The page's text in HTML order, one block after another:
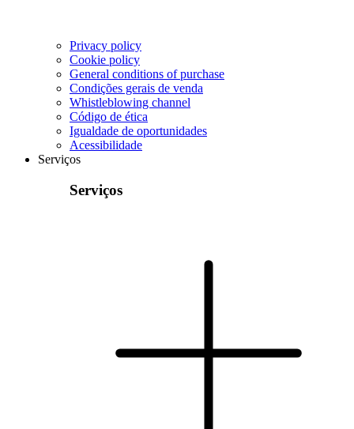
Privacy policy
Cookie policy
General conditions of purchase
Condições gerais de venda
Whistleblowing channel
Código de ética
Igualdade de oportunidades
Acessibilidade
Serviços
Serviços